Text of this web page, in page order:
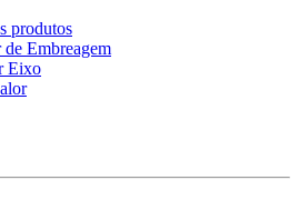
produtos
Embreagem
Eixo